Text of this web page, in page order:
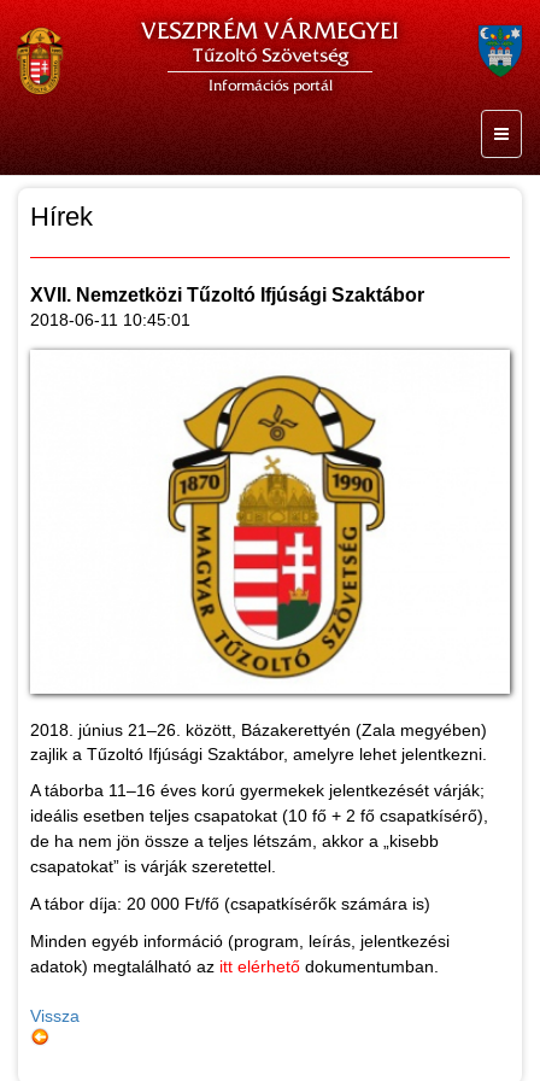
VESZPRÉM VÁRMEGYEI
Tűzoltó Szövetség
Információs portál
Hírek
XVII. Nemzetközi Tűzoltó Ifjúsági Szaktábor
2018-06-11 10:45:01
2018. június 21–26. között, Bázakerettyén (Zala megyében)
zajlik a Tűzoltó Ifjúsági Szaktábor, amelyre lehet jelentkezni.
A táborba 11–16 éves korú gyermekek jelentkezését várják;
ideális esetben teljes csapatokat (10 fő + 2 fő csapatkísérő),
de ha nem jön össze a teljes létszám, akkor a „kisebb
csapatokat” is várják szeretettel.
A tábor díja: 20 000 Ft/fő (csapatkísérők számára is)
Minden egyéb információ (program, leírás, jelentkezési
adatok) megtalálható az itt elérhető dokumentumban.
Vissza